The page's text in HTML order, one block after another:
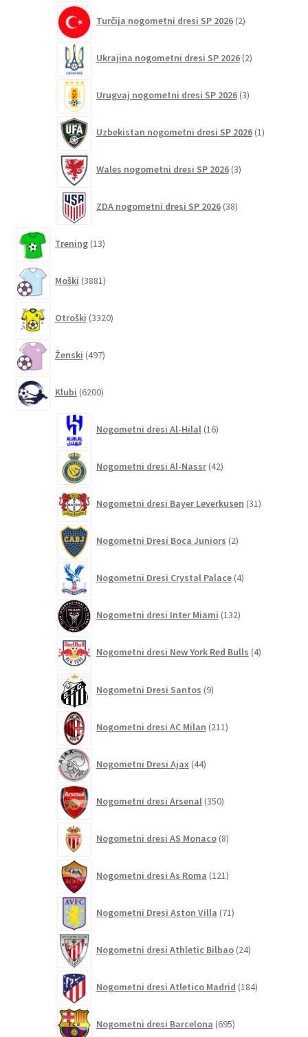
Turčija nogometni dresi SP 2026 2izdelka
Ukrajina nogometni dresi SP 2026 2izdelka
Urugvaj nogometni dresi SP 2026 3izdelki
Uzbekistan nogometni dresi SP 2026 1izdelek
Wales nogometni dresi SP 2026 3izdelki
ZDA nogometni dresi SP 2026 38izdelkov
Trening 13izdelkov
Moški 3881izdelkov
Otroški 3320izdelkov
Ženski 497izdelkov
Klubi 6200izdelkov
Nogometni dresi Al-Hilal 16izdelkov
Nogometni dresi Al-Nassr 42izdelkov
Nogometni dresi Bayer Leverkusen 31izdelkov
Nogometni Dresi Boca Juniors 2izdelka
Nogometni Dresi Crystal Palace 4izdelki
Nogometni dresi Inter Miami 132izdelkov
Nogometni dresi New York Red Bulls 4izdelki
Nogometni Dresi Santos 9izdelkov
Nogometni dresi AC Milan 211izdelkov
Nogometni Dresi Ajax 44izdelkov
Nogometni dresi Arsenal 350izdelkov
Nogometni dresi AS Monaco 8izdelkov
Nogometni dresi As Roma 121izdelkov
Nogometni Dresi Aston Villa 71izdelkov
Nogometni dresi Athletic Bilbao 24izdelkov
Nogometni dresi Atletico Madrid 184izdelkov
Nogometni dresi Barcelona 695izdelkov